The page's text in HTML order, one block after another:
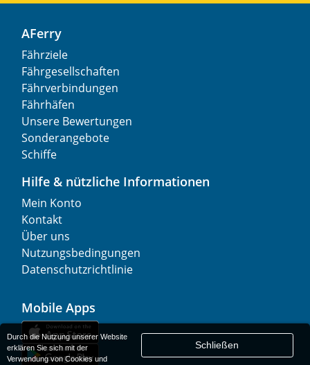
AFerry
Fährziele
Fährgesellschaften
Fährverbindungen
Fährhäfen
Unsere Bewertungen
Sonderangebote
Schiffe
Hilfe & nützliche Informationen
Mein Konto
Kontakt
Über uns
Nutzungsbedingungen
Datenschutzrichtlinie
Mobile Apps
Durch die Nutzung unserer Website
erklären Sie sich mit der
Verwendung von Cookies und
Schließen